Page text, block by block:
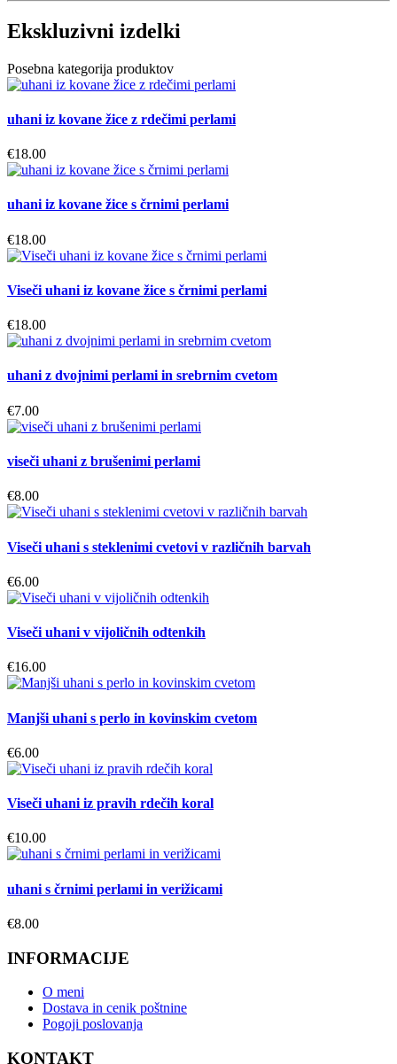
Ekskluzivni izdelki
Posebna kategorija produktov
uhani iz kovane žice z rdečimi perlami
€18.00
uhani iz kovane žice s črnimi perlami
€18.00
Viseči uhani iz kovane žice s črnimi perlami
€18.00
uhani z dvojnimi perlami in srebrnim cvetom
€7.00
viseči uhani z brušenimi perlami
€8.00
Viseči uhani s steklenimi cvetovi v različnih barvah
€6.00
Viseči uhani v vijoličnih odtenkih
€16.00
Manjši uhani s perlo in kovinskim cvetom
€6.00
Viseči uhani iz pravih rdečih koral
€10.00
uhani s črnimi perlami in verižicami
€8.00
INFORMACIJE
O meni
Dostava in cenik poštnine
Pogoji poslovanja
KONTAKT